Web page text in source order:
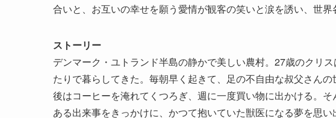
合いと、お互いの幸せを願う愛情が観客の笑いと涙を誘い、世界
ストーリー
デンマーク・ユトランド半島の静かで美しい農村。27歳のクリ
たりで暮らしてきた。毎朝早く起きて、足の不自由な叔父さん
後はコーヒーを淹れてくつろぎ、週に一度買い物に出かける。そ
ある出来事をきっかけに、かつて抱いていた獣医になる夢を思